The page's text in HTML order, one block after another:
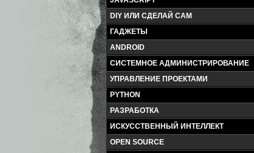
DIY ИЛИ СДЕЛАЙ САМ
ГАДЖЕТЫ
ANDROID
СИСТЕМНОЕ АДМИНИСТРИРОВАНИЕ
УПРАВЛЕНИЕ ПРОЕКТАМИ
PYTHON
РАЗРАБОТКА
ИСКУССТВЕННЫЙ ИНТЕЛЛЕКТ
OPEN SOURCE